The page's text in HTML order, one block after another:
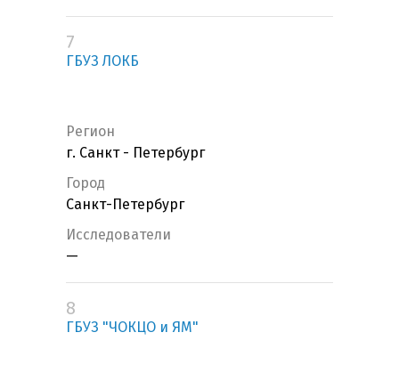
7
ГБУЗ ЛОКБ
Регион
г. Санкт - Петербург
Город
Санкт-Петербург
Исследователи
—
8
ГБУЗ "ЧОКЦО и ЯМ"